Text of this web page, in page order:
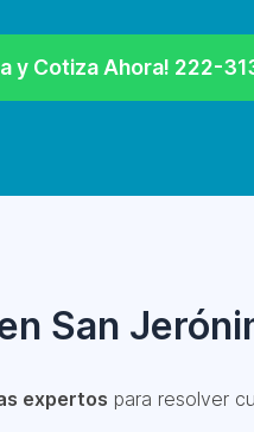
y Cotiza Ahora! 222-
San
expertos para resolver